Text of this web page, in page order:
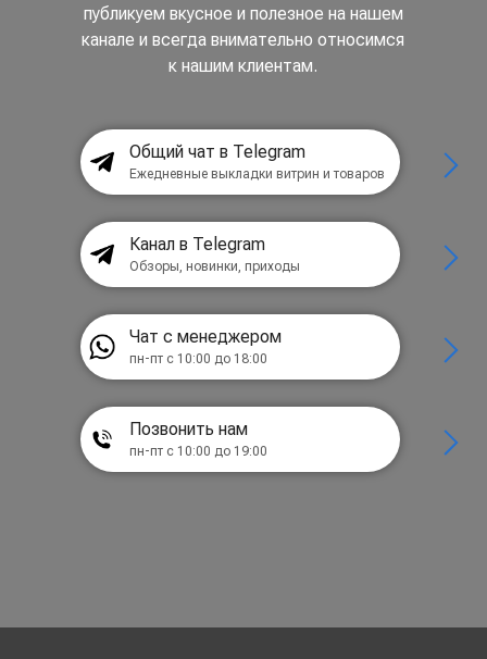
публикуем вкусное и полезное на нашем
канале и всегда внимательно относимся
к нашим клиентам.
Общий чат в Telegram
Ежедневные выкладки витрин и товаров
Канал в Telegram
Обзоры, новинки, приходы
Чат с менеджером
пн-пт с 10:00 до 18:00
Позвонить нам
пн-пт с 10:00 до 19:00